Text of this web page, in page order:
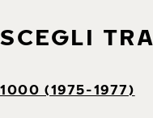
SCEGLI
1000 (1975-1977)